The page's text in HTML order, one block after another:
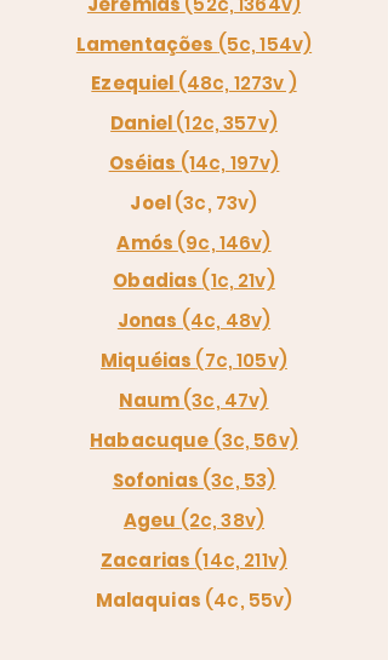
Lamentações (5c, 154v)
Ezequiel (48c, 1273v )
Daniel(12c, 357v)
Oséias (14c, 197v)
Joel(3c, 73v)
Amós (9c, 146v)
Obadias (1c, 21v)
Jonas (4c, 48v)
Miquéias (7c, 105v)
Naum(3c, 47v)
Habacuque (3c, 56v)
Sofonias (3c, 53)
Ageu (2c, 38v)
Zacarias (14c, 211v)
Malaquias (4c, 55v)